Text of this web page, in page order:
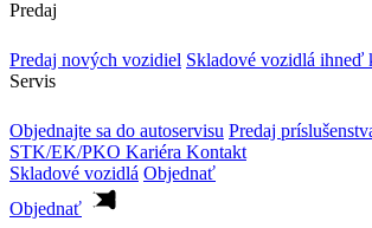
Predaj
Predaj nových vozidiel Skladové vozidlá ihneď
Servis
Objednajte sa do autoservisu Predaj
STK/EK/PKO Kariéra Kontakt
Skladové vozidlá Objednať
Objednať